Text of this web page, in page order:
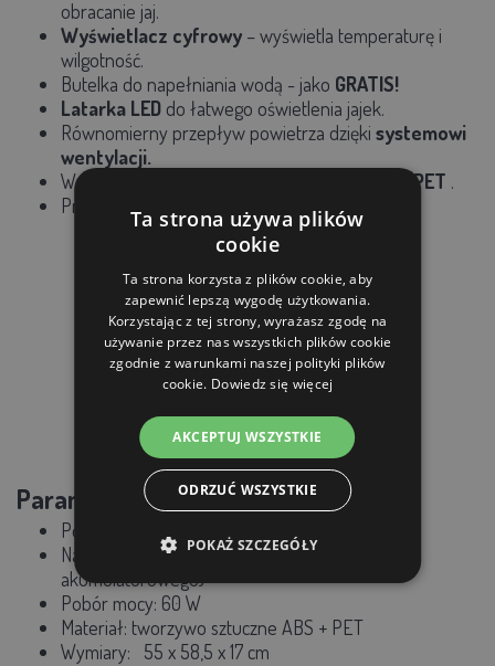
obracanie jaj.
Wyświetlacz cyfrowy – wyświetla temperaturę i
wilgotność.
Butelka do napełniania wodą - jako GRATIS!
Latarka LED do łatwego oświetlenia jajek.
Równomierny przepływ powietrza dzięki systemowi
wentylacji.
Wykonane z wysokiej jakości
ABS + PET .
Praca energooszczędna.
Parametry techniczne:
Pojemność:
Napięcie: 220 V / 12 V (opcja zasilania
akumulatorowego)
Pobór mocy: 60 W
Materiał: tworzywo sztuczne ABS + PET
Wymiary:
55 x 58,5 x 17 cm
Ta strona używa plików
cookie
Ta strona korzysta z plików cookie, aby
zapewnić lepszą wygodę użytkowania.
Korzystając z tej strony, wyrażasz zgodę na
używanie przez nas wszystkich plików cookie
zgodnie z warunkami naszej polityki plików
cookie. Dowiedz się więcej
AKCEPTUJ WSZYSTKIE
ODRZUĆ WSZYSTKIE
POKAŻ SZCZEGÓŁY